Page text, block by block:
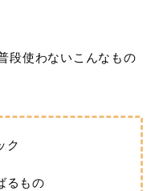
段使わないこんなもの
ク
るもの